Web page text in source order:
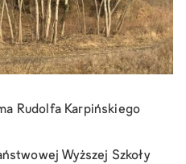
Rudolfa Karpińskiego
Wyższej Szkoły